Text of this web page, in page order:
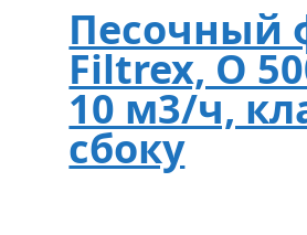
Песочный
Filtrex, O
10 м3/ч,
сбоку